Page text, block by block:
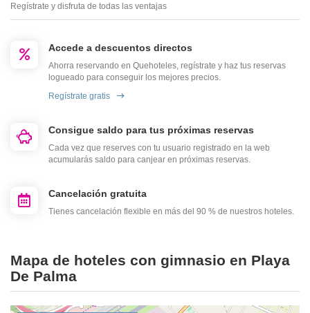
Regístrate y disfruta de todas las ventajas
Accede a descuentos directos
Ahorra reservando en Quehoteles, regístrate y haz tus reservas
logueado para conseguir los mejores precios.
Regístrate gratis
Consigue saldo para tus próximas reservas
Cada vez que reserves con tu usuario registrado en la web
acumularás saldo para canjear en próximas reservas.
Cancelación gratuita
Tienes cancelación flexible en más del 90 % de nuestros hoteles.
Mapa de hoteles con gimnasio en Playa
De Palma